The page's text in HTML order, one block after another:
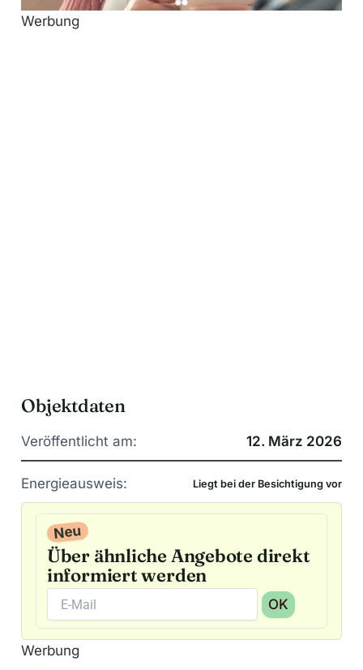
Werbung
Objektdaten
Veröffentlicht am: 12. März 2026
Energieausweis: Liegt bei der Besichtigung vor
Neu
Über ähnliche Angebote direkt
informiert werden
OK
A
l
Werbung